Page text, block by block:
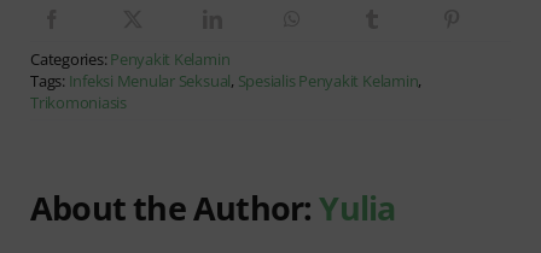
Categories: Penyakit Kelamin
Tags: Infeksi Menular Seksual, Spesialis Penyakit Kelamin,
Trikomoniasis
About the Author:Yulia